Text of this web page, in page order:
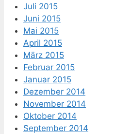
Juli 2015
Juni 2015
Mai 2015
April 2015
März 2015
Februar 2015
Januar 2015
Dezember 2014
November 2014
Oktober 2014
September 2014